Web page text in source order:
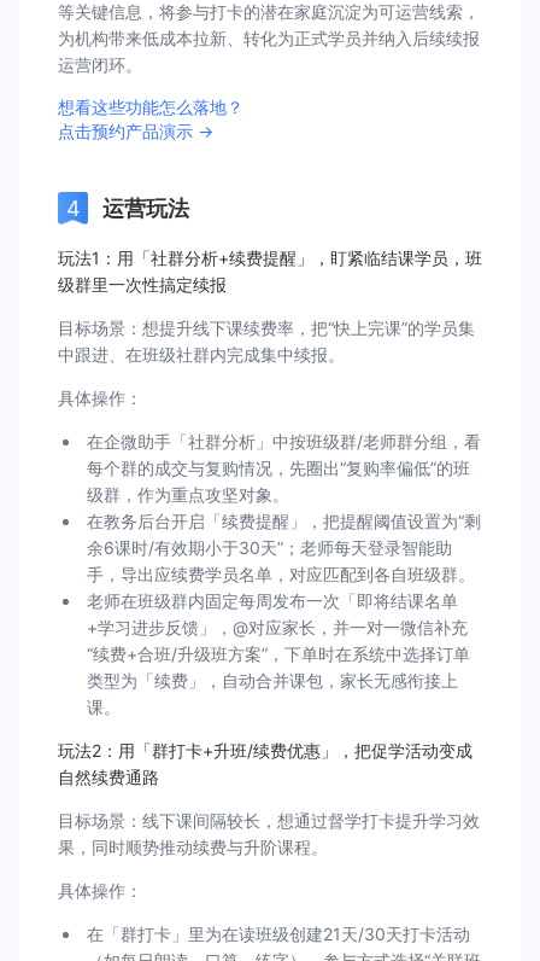
等关键信息，将参与打卡的潜在家庭沉淀为可运营线索，
为机构带来低成本拉新、转化为正式学员并纳入后续续报
运营闭环。
想看这些功能怎么落地？
点击预约产品演示 →
运营玩法
玩法1：用「社群分析+续费提醒」，盯紧临结课学员，班
级群里一次性搞定续报
目标场景：想提升线下课续费率，把“快上完课”的学员集
中跟进、在班级社群内完成集中续报。
具体操作：
在企微助手「社群分析」中按班级群/老师群分组，看
每个群的成交与复购情况，先圈出“复购率偏低”的班
级群，作为重点攻坚对象。
在教务后台开启「续费提醒」，把提醒阈值设置为“剩
余6课时/有效期小于30天”；老师每天登录智能助
手，导出应续费学员名单，对应匹配到各自班级群。
老师在班级群内固定每周发布一次「即将结课名单
+学习进步反馈」，@对应家长，并一对一微信补充
“续费+合班/升级班方案”，下单时在系统中选择订单
类型为「续费」，自动合并课包，家长无感衔接上
课。
玩法2：用「群打卡+升班/续费优惠」，把促学活动变成
自然续费通路
目标场景：线下课间隔较长，想通过督学打卡提升学习效
果，同时顺势推动续费与升阶课程。
具体操作：
在「群打卡」里为在读班级创建21天/30天打卡活动